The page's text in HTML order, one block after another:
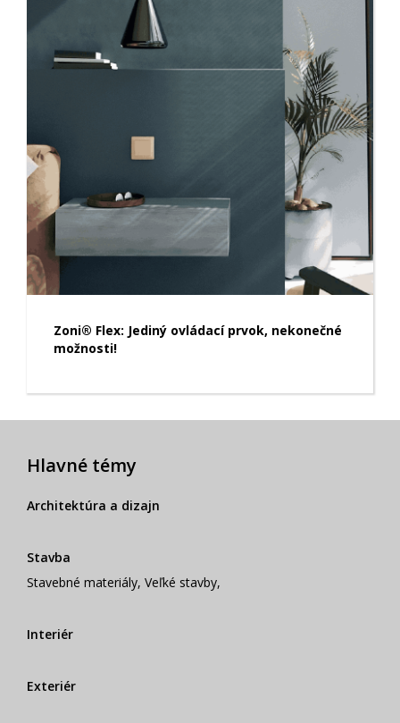
Zoni® Flex: Jediný ovládací prvok, nekonečné
možnosti!
Hlavné témy
Architektúra a dizajn
Stavba
Stavebné materiály, Veľké stavby,
Interiér
Exteriér